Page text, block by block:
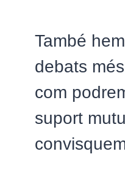
També
debats
com
suport